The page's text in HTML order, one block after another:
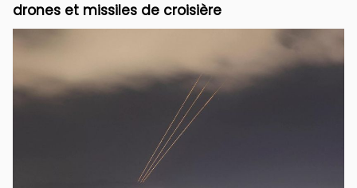
drones et missiles de croisière